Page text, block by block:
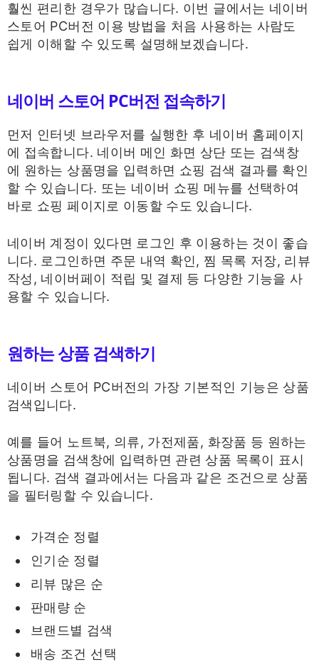
훨씬 편리한 경우가 많습니다. 이번 글에서는 네이버
스토어 PC버전 이용 방법을 처음 사용하는 사람도
쉽게 이해할 수 있도록 설명해보겠습니다.
네이버 스토어 PC버전 접속하기
먼저 인터넷 브라우저를 실행한 후 네이버 홈페이지
에 접속합니다. 네이버 메인 화면 상단 또는 검색창
에 원하는 상품명을 입력하면 쇼핑 검색 결과를 확인
할 수 있습니다. 또는 네이버 쇼핑 메뉴를 선택하여
바로 쇼핑 페이지로 이동할 수도 있습니다.
네이버 계정이 있다면 로그인 후 이용하는 것이 좋습
니다. 로그인하면 주문 내역 확인, 찜 목록 저장, 리뷰
작성, 네이버페이 적립 및 결제 등 다양한 기능을 사
용할 수 있습니다.
원하는 상품 검색하기
네이버 스토어 PC버전의 가장 기본적인 기능은 상품
검색입니다.
예를 들어 노트북, 의류, 가전제품, 화장품 등 원하는
상품명을 검색창에 입력하면 관련 상품 목록이 표시
됩니다. 검색 결과에서는 다음과 같은 조건으로 상품
을 필터링할 수 있습니다.
가격순 정렬
인기순 정렬
리뷰 많은 순
판매량 순
브랜드별 검색
배송 조건 선택